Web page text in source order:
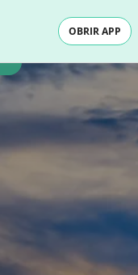
OBRIR APP